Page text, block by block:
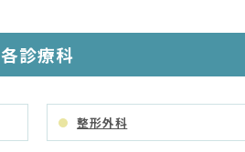
各診療科
整形外科